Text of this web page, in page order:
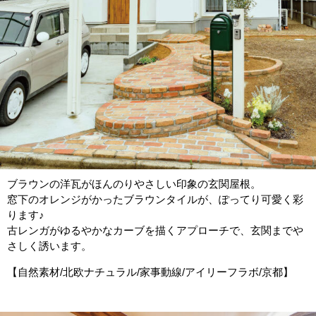
ブラウンの洋瓦がほんのりやさしい印象の玄関屋根。
窓下のオレンジがかったブラウンタイルが、ぽってり可愛く彩
ります♪
古レンガがゆるやかなカーブを描くアプローチで、玄関までや
さしく誘います。
【自然素材/北欧ナチュラル/家事動線/アイリーフラボ/京都】